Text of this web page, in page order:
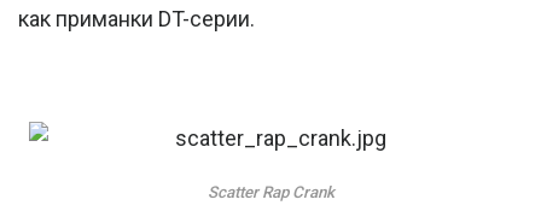
как приманки DT-серии.
Scatter Rap Crank